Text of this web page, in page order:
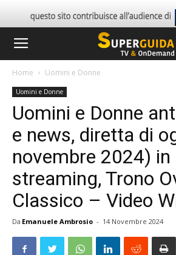
Home Uomini e Donne
Uomini e Donne
Uomini e Donne
e news, diretta di
novembre 2024) in
streaming, Trono
Classico – Video
Da Emanuele Ambrosio - 14 Novembre 2024